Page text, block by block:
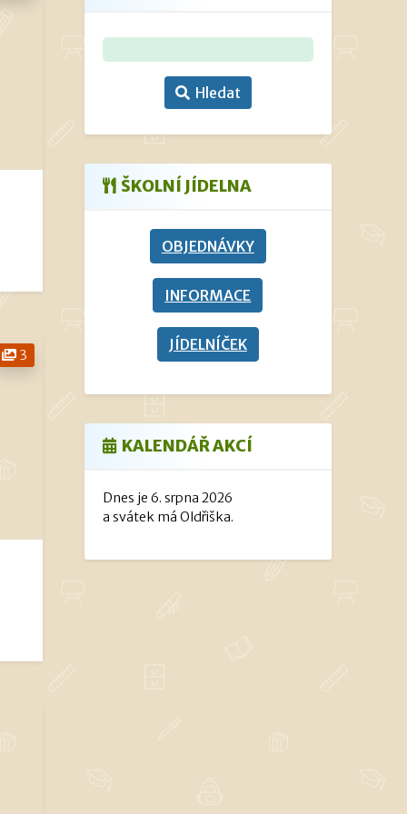
3
Hledat
ŠKOLNÍ JÍDELNA
OBJEDNÁVKY
INFORMACE
JÍDELNÍČEK
KALENDÁŘ AKCÍ
Dnes je 6. srpna 2026
a svátek má Oldřiška.